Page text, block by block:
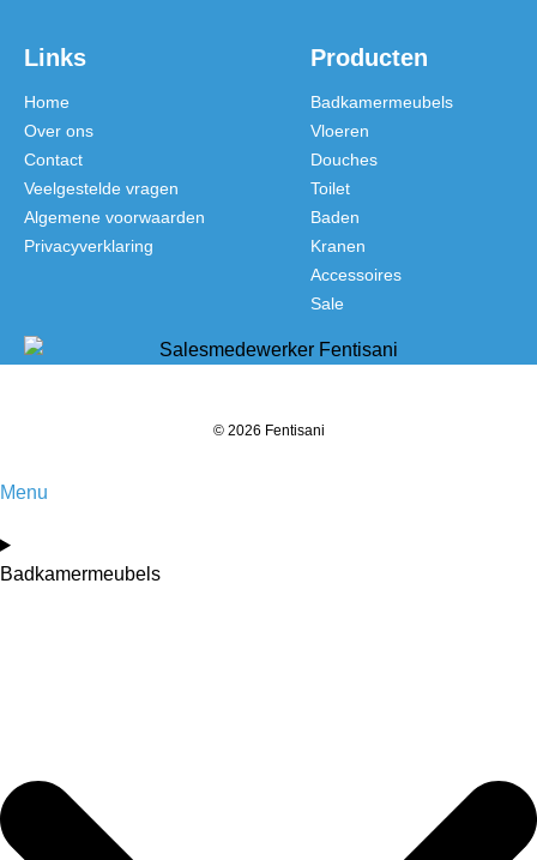
Links
Home
Over ons
Contact
Veelgestelde vragen
Algemene voorwaarden
Privacyverklaring
Producten
Badkamermeubels
Vloeren
Douches
Toilet
Baden
Kranen
Accessoires
Sale
© 2026 Fentisani
Menu
Badkamermeubels